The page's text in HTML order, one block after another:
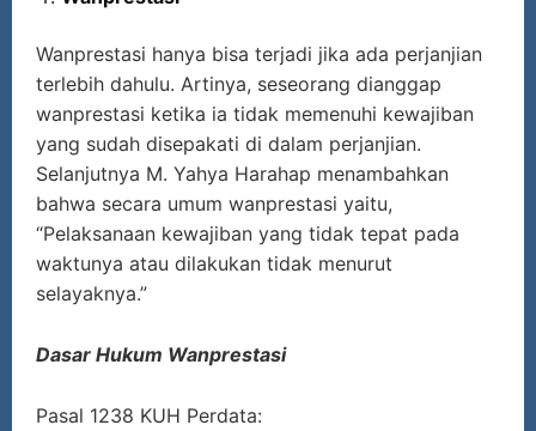
Wanprestasi hanya bisa terjadi jika ada perjanjian
terlebih dahulu. Artinya, seseorang dianggap
wanprestasi ketika ia tidak memenuhi kewajiban
yang sudah disepakati di dalam perjanjian.
Selanjutnya M. Yahya Harahap menambahkan
bahwa secara umum wanprestasi yaitu,
“Pelaksanaan kewajiban yang tidak tepat pada
waktunya atau dilakukan tidak menurut
selayaknya.”
Dasar Hukum Wanprestasi
Pasal 1238 KUH Perdata: